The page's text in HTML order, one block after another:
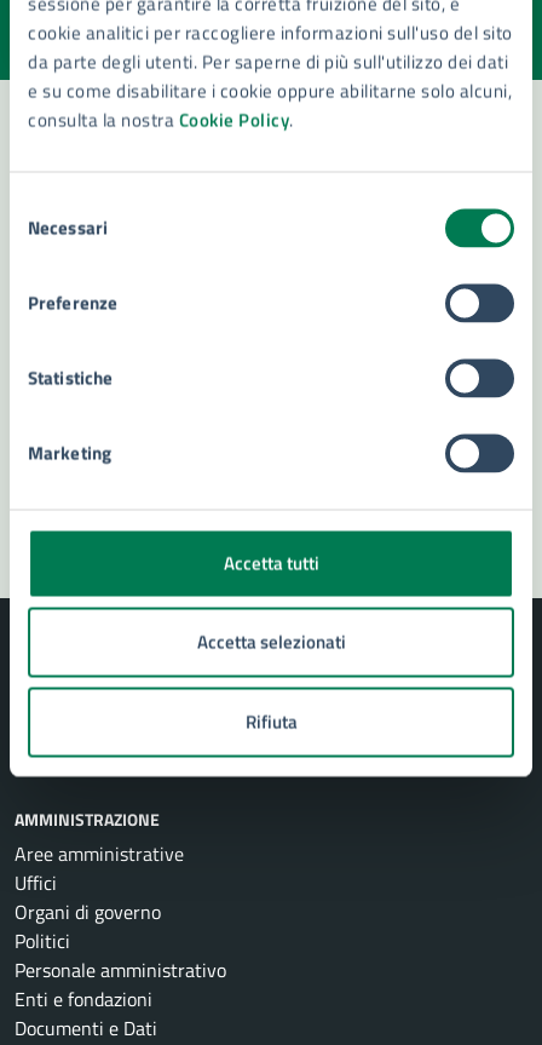
cookie analitici per raccogliere informazioni sull'uso del sito
da parte degli utenti. Per saperne di più sull'utilizzo dei dati
e su come disabilitare i cookie oppure abilitarne solo alcuni,
consulta la nostraCookie Policy.
delNecessari
Preferenze
Statistiche
Marketing
Accetta tutti
Accetta selezionati
Rifiuta
Valuta la chiarezza delle informazioni (da 1 a 5 stelle)
Seleziona il numero di stelle per valutare la chiarezza delle
Valuta 5 stelle su 5
Valuta 4 stelle su 5
Valuta 3 stelle su 5
Valuta 2 stelle su 5
Valuta 1 stelle su 5
Leggi le domande frequenti
Prenota appuntamento
Problemi in città
AMMINISTRAZIONE
Aree amministrative
Uffici
Organi di governo
Politici
Personale amministrativo
Enti e fondazioni
Documenti e Dati